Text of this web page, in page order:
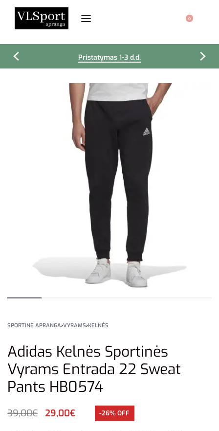
0
Pristatymas 1-3 d.d.
SPORTINĖ APRANGA›VYRAMS›KELNĖS
Adidas Kelnės Sportinės
Vyrams Entrada 22 Sweat
Pants HB0574
39,00€ 29,00€ -26% OFF